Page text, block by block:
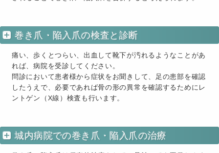
巻き爪・陥入爪の検査と診断
痛い、歩くとつらい、出血して靴下が汚れるようなことがあ
れば、病院を受診してください。
問診において患者様から症状をお聞きして、足の患部を確認
したうえで、必要であれば骨の形の異常を確認するためにレ
ントゲン（X線）検査も行います。
城内病院での巻き爪・陥入爪の治療